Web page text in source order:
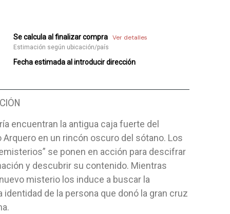
Se calcula al finalizar compra Ver detalles
Estimación según ubicación/país
Fecha estimada al introducir dirección
encuentran la antigua caja fuerte del
Arquero en un rincón oscuro del sótano. Los
se ponen en acción para descifrar
y descubrir su contenido. Mientras
misterio los induce a buscar la
identidad de la persona que donó la gran cruz